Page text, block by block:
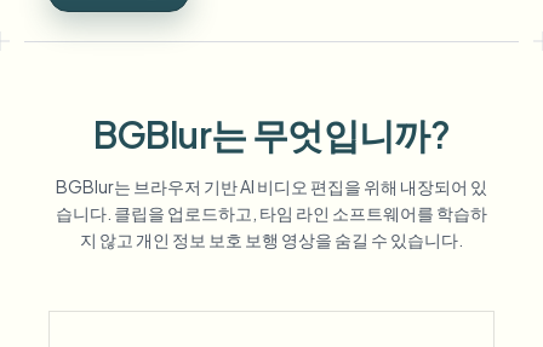
BGBlur는 무엇입니까?
BGBlur는 브라우저 기반 AI 비디오 편집을 위해 내장되어 있
습니다. 클립을 업로드하고, 타임 라인 소프트웨어를 학습하
지 않고 개인 정보 보호 보행 영상을 숨길 수 있습니다.